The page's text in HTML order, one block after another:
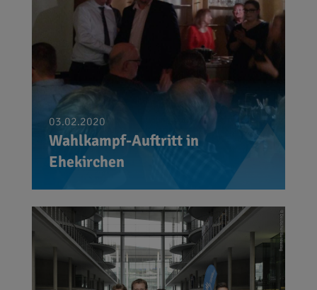
03.02.2020
Wahlkampf-Auftritt in
Ehekirchen